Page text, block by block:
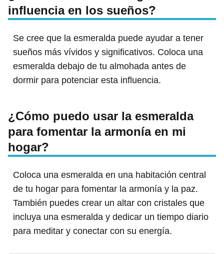
influencia en los sueños?
Se cree que la esmeralda puede ayudar a tener
sueños más vívidos y significativos. Coloca una
esmeralda debajo de tu almohada antes de
dormir para potenciar esta influencia.
¿Cómo puedo usar la esmeralda
para fomentar la armonía en mi
hogar?
Coloca una esmeralda en una habitación central
de tu hogar para fomentar la armonía y la paz.
También puedes crear un altar con cristales que
incluya una esmeralda y dedicar un tiempo diario
para meditar y conectar con su energía.